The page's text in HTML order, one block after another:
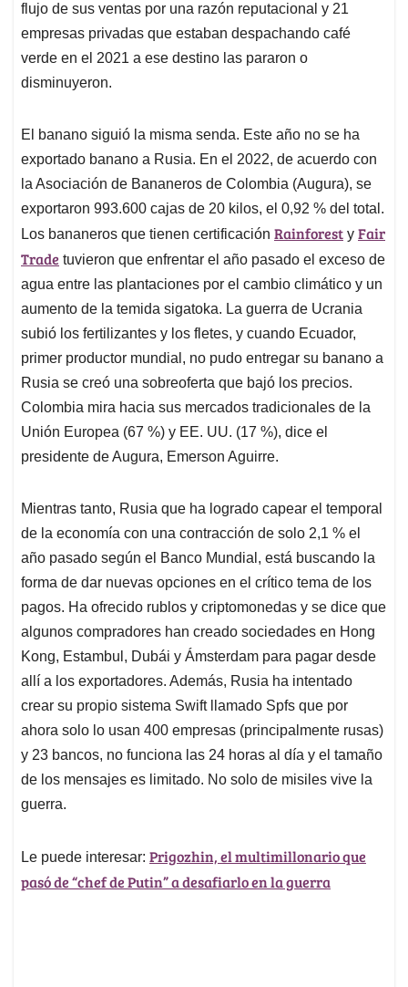
flujo de sus ventas por una razón reputacional y 21
empresas privadas que estaban despachando café
verde en el 2021 a ese destino las pararon o
disminuyeron.
El banano siguió la misma senda. Este año no se ha
exportado banano a Rusia. En el 2022, de acuerdo con
la Asociación de Bananeros de Colombia (Augura), se
exportaron 993.600 cajas de 20 kilos, el 0,92 % del total.
Los bananeros que tienen certificación Rainforest y Fair
Trade tuvieron que enfrentar el año pasado el exceso de
agua entre las plantaciones por el cambio climático y un
aumento de la temida sigatoka. La guerra de Ucrania
subió los fertilizantes y los fletes, y cuando Ecuador,
primer productor mundial, no pudo entregar su banano a
Rusia se creó una sobreoferta que bajó los precios.
Colombia mira hacia sus mercados tradicionales de la
Unión Europea (67 %) y EE. UU. (17 %), dice el
presidente de Augura, Emerson Aguirre.
Mientras tanto, Rusia que ha logrado capear el temporal
de la economía con una contracción de solo 2,1 % el
año pasado según el Banco Mundial, está buscando la
forma de dar nuevas opciones en el crítico tema de los
pagos. Ha ofrecido rublos y criptomonedas y se dice que
algunos compradores han creado sociedades en Hong
Kong, Estambul, Dubái y Ámsterdam para pagar desde
allí a los exportadores. Además, Rusia ha intentado
crear su propio sistema Swift llamado Spfs que por
ahora solo lo usan 400 empresas (principalmente rusas)
y 23 bancos, no funciona las 24 horas al día y el tamaño
de los mensajes es limitado. No solo de misiles vive la
guerra.
Le puede interesar: Prigozhin, el multimillonario que
pasó de “chef de Putin” a desafiarlo en la guerra